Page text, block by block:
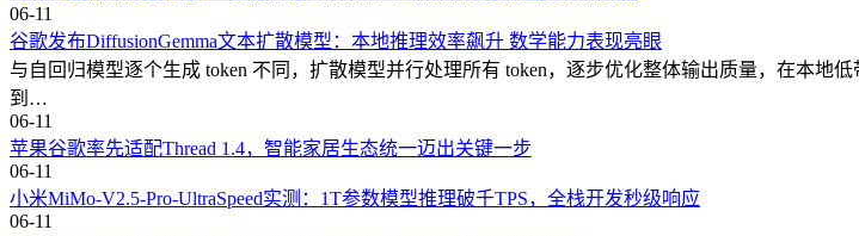
06-11
谷歌发布DiffusionGemma文本扩散模型：本地推理效率飙升 数学能力表现亮眼
与自回归模型逐个生成 token 不同，扩散模型并行处理所有 token，逐步优化整体输出质量，在本地
到…
06-11
苹果谷歌率先适配Thread 1.4，智能家居生态统一迈出关键一步
06-11
小米MiMo-V2.5-Pro-UltraSpeed实测：1T参数模型推理破千TPS，全栈开发秒级响应
06-11